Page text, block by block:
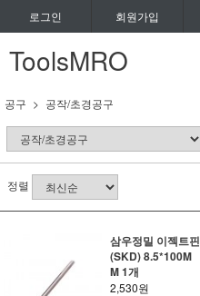
로그인 회원가입
ToolsMRO
공구 공작/초경공구
정렬
삼우정밀 이젝트핀
(SKD) 8.5*100M
M 1개
2,530원